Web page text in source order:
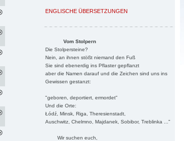
ENGLISCHE ÜBERSETZUNGEN
Vom Stolpern
Die Stolpersteine?
Nein, an ihnen stößt niemand den Fuß
Sie sind ebenerdig ins Pflaster gepflanzt
aber die Namen darauf und die Zeichen sind uns ins
Gewissen gestanzt:
"geboren, deportiert, ermordet"
Und die Orte:
Łódź, Minsk, Riga, Theresienstadt,
Auschwitz, Chelmno, Majdanek, Sobibor, Treblinka ..."
Wir suchen euch,